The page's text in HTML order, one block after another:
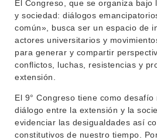
INSTITUCIONAL
DEPARTAMENTOS
INVESTIGACIÓN
BEDELÍA
EVA FCS
OFERTA DE GRADO
POSGRADOS
El Congreso, que se organiza bajo
y sociedad: diálogos
común», busca ser un espacio de
actores universitarios y
para generar y compartir
conflictos, luchas, resistencias y
extensión.
El 9° Congreso tiene como
diálogo entre la extensión y la
evidenciar las desigualdades así
constitutivos de nuestro tiempo.